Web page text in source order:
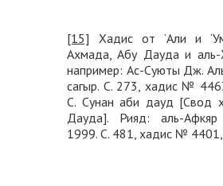
[15] Хадис от ‘Али и
Ахмада, Абу Дауда и аль-
например: Ас-Суюты Дж.
сагыр. С. 273, хадис №
С. Сунан аби дауд [Свод
Дауда]. Рияд: аль-Афкяр
1999. С. 481, хадис № 4401,